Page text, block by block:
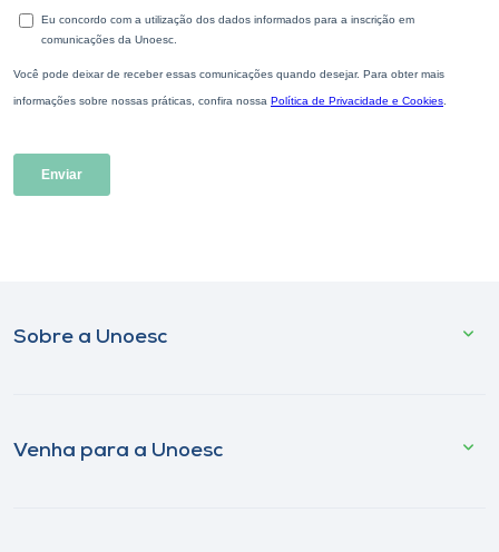
Sobre a Unoesc
Venha para a Unoesc